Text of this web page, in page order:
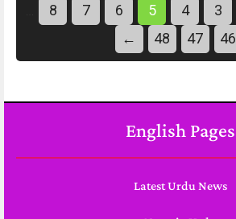
3
4
5
6
7
8
46
47
48
←
English Pages
Latest Urdu News